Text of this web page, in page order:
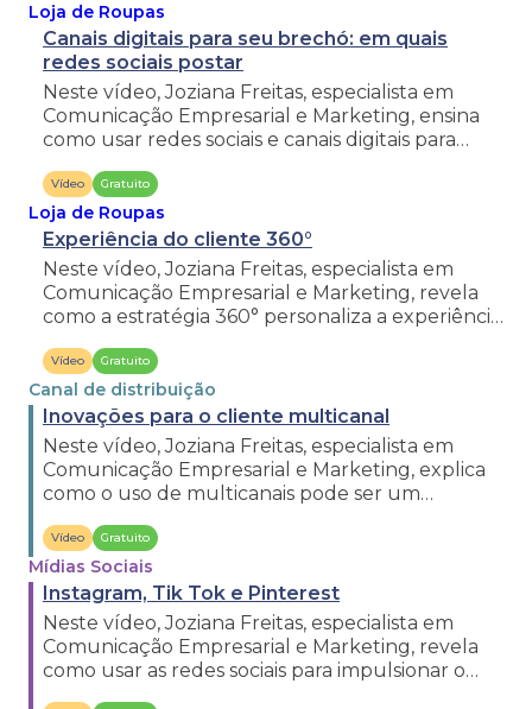
Loja de Roupas
Canais digitais para seu brechó: em quais
redes sociais postar
Neste vídeo, Joziana Freitas, especialista em
Comunicação Empresarial e Marketing, ensina
como usar redes sociais e canais digitais para
Vídeo Gratuito
Loja de Roupas
Experiência do cliente 360°
Neste vídeo, Joziana Freitas, especialista em
Comunicação Empresarial e Marketing, revela
como a estratégia 360° personaliza a experiência
Vídeo Gratuito
Canal de distribuição
Inovações para o cliente multicanal
Neste vídeo, Joziana Freitas, especialista em
Comunicação Empresarial e Marketing, explica
como o uso de multicanais pode ser um
Vídeo Gratuito
Mídias Sociais
Instagram, Tik Tok e Pinterest
Neste vídeo, Joziana Freitas, especialista em
Comunicação Empresarial e Marketing, revela
como usar as redes sociais para impulsionar o